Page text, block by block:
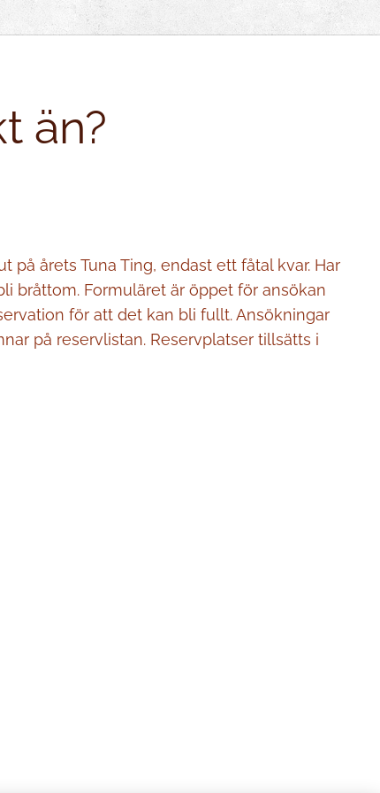
än?
på årets Tuna Ting, endast ett fåtal kvar. Har
bråttom. Formuläret är öppet för ansökan
för att det kan bli fullt. Ansökningar
på reservlistan. Reservplatser tillsätts i